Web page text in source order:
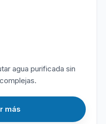
agua purificada sin
más